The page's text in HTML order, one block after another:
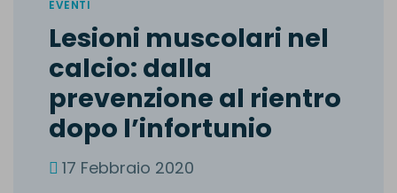
EVENTI
Lesioni muscolari nel
calcio: dalla
prevenzione al rientro
dopo l’infortunio
17 Febbraio 2020